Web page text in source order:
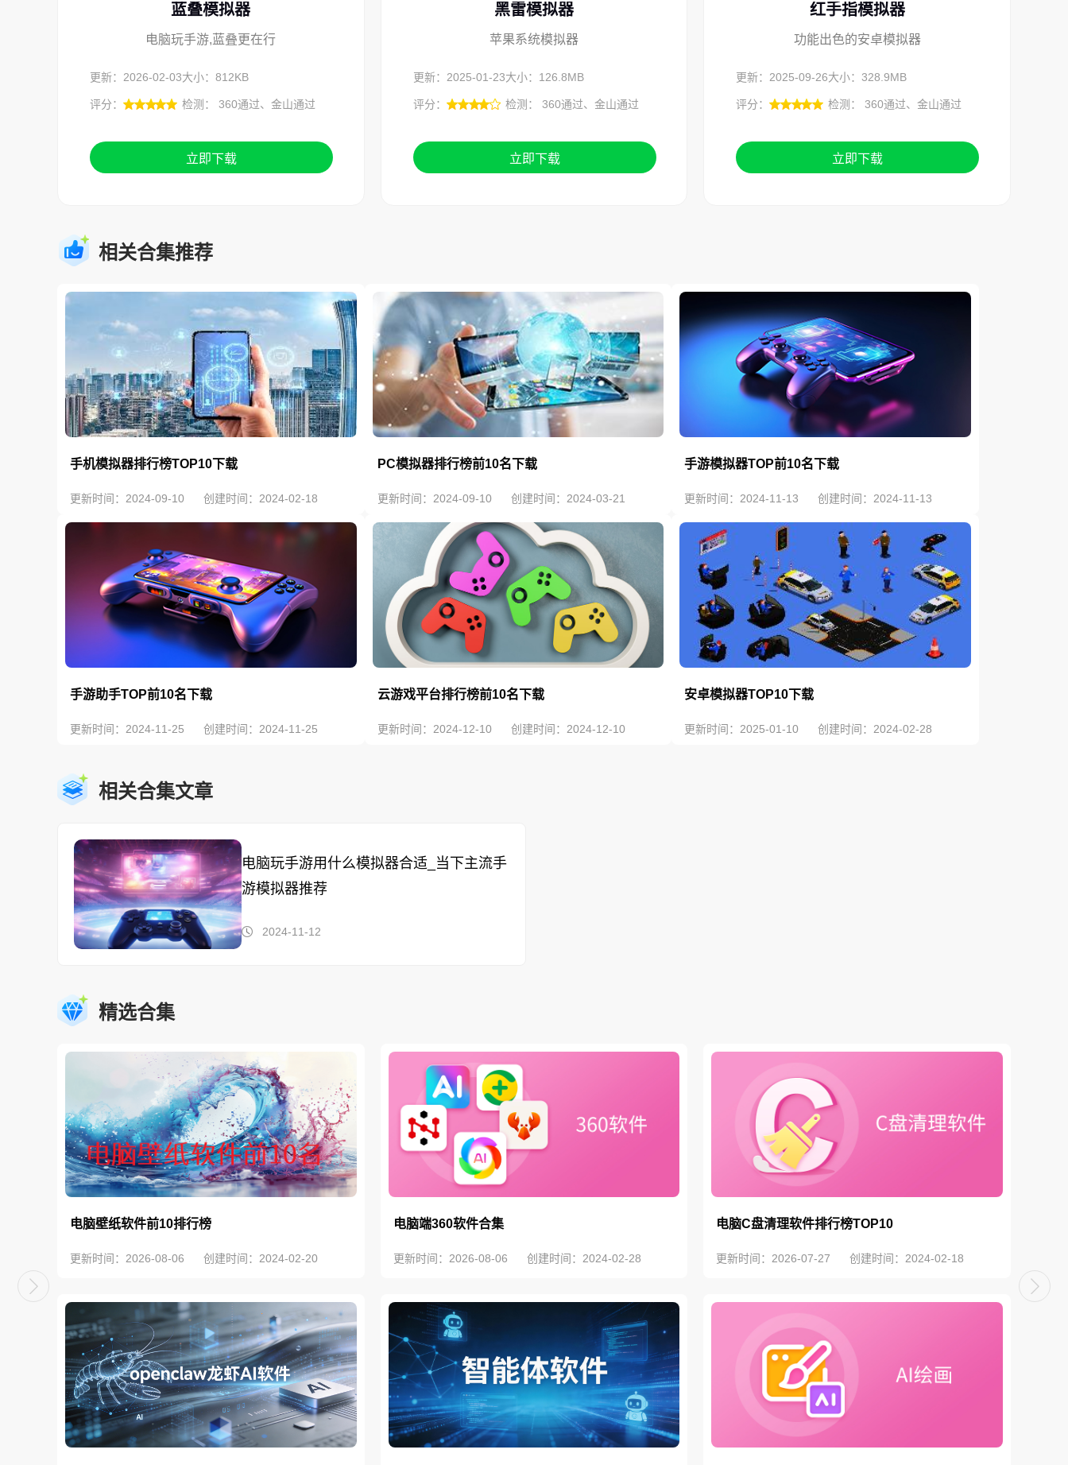
蓝叠模拟器
电脑玩手游,蓝叠更在行
更新：2026-02-03大小：812KB
评分： 检测： 360通过、金山通过
立即下载
黑雷模拟器
苹果系统模拟器
更新：2025-01-23大小：126.8MB
评分： 检测： 360通过、金山通过
立即下载
红手指模拟器
功能出色的安卓模拟器
更新：2025-09-26大小：328.9MB
评分： 检测： 360通过、金山通过
立即下载
相关合集推荐
手机模拟器排行榜TOP10下载
更新时间：2024-09-10 创建时间：2024-02-18
PC模拟器排行榜前10名下载
更新时间：2024-09-10 创建时间：2024-03-21
手游模拟器TOP前10名下载
更新时间：2024-11-13 创建时间：2024-11-13
手游助手TOP前10名下载
更新时间：2024-11-25 创建时间：2024-11-25
云游戏平台排行榜前10名下载
更新时间：2024-12-10 创建时间：2024-12-10
安卓模拟器TOP10下载
更新时间：2025-01-10 创建时间：2024-02-28
相关合集文章
电脑玩手游用什么模拟器合适_当下主流手
游模拟器推荐
2024-11-12
精选合集
电脑壁纸软件前10排行榜
更新时间：2026-08-06 创建时间：2024-02-20
电脑端360软件合集
更新时间：2026-08-06 创建时间：2024-02-28
电脑C盘清理软件排行榜TOP10
更新时间：2026-07-27 创建时间：2024-02-18